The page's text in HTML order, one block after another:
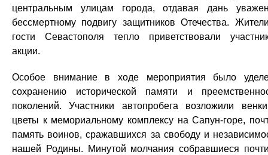
центральным улицам города, отдавая дань
бессмертному подвигу защитников Отечества.
гости Севастополя тепло приветствовали
акции.
Особое внимание в ходе мероприятия было
сохранению исторической памяти и
поколений. Участники автопробега возложили
цветы к мемориальному комплексу на Сапун-горе,
память воинов, сражавшихся за свободу и
нашей Родины. Минутой молчания собравшиеся